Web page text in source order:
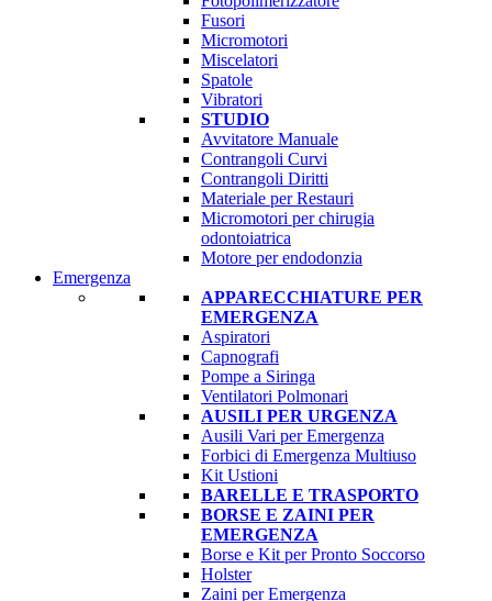
Fusori
Micromotori
Miscelatori
Spatole
Vibratori
STUDIO
Avvitatore Manuale
Contrangoli Curvi
Contrangoli Diritti
Materiale per Restauri
Micromotori per chirugia
odontoiatrica
Motore per endodonzia
Emergenza
APPARECCHIATURE PER
EMERGENZA
Aspiratori
Capnografi
Pompe a Siringa
Ventilatori Polmonari
AUSILI PER URGENZA
Ausili Vari per Emergenza
Forbici di Emergenza Multiuso
Kit Ustioni
BARELLE E TRASPORTO
BORSE E ZAINI PER
EMERGENZA
Borse e Kit per Pronto Soccorso
Holster
Zaini per Emergenza